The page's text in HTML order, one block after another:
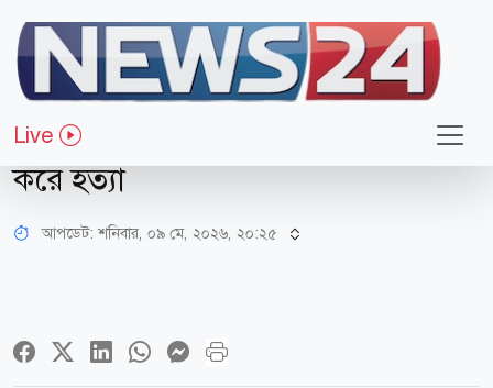
Live
সারাদেশ
সাজেক যাওয়ার পথ অবরোধের ঘোষণা ইউপিডিএফের
রাঙামাটিতে ইউপিডিএফ সদস্যকে গুলি
করে হত্যা
আপডেট: শনিবার, ০৯ মে, ২০২৬, ২০:২৫